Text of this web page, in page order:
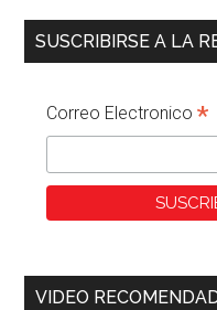
SUSCRIBIRSE A LA
Correo Electronico*
VIDEO